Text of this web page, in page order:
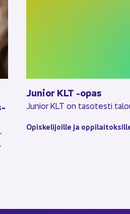
Ju­nior KLT -opas
Ju­nior KLT on ta­so­tes­ti
Opis­ke­li­joil­le ja